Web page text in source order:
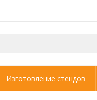
Изготовление стендов